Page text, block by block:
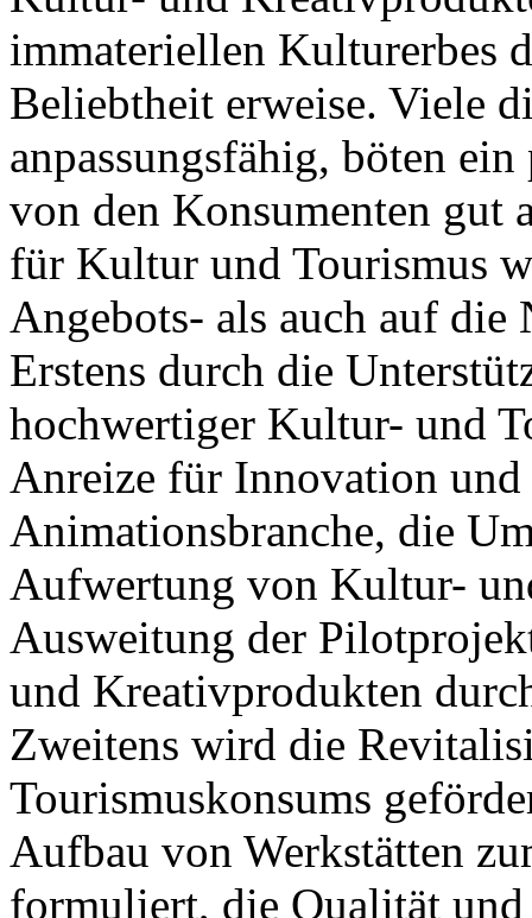
immateriellen Kulturerbes
Beliebtheit erweise. Viele
anpassungsfähig, böten
von den Konsumenten gut
für Kultur und Tourismus
Angebots- als auch auf die
Erstens durch die
hochwertiger Kultur- und
Anreize für Innovation
Animationsbranche, die
Aufwertung von Kultur-
Ausweitung der
und Kreativprodukten
Zweitens wird die
Tourismuskonsums
Aufbau von Werkstätten
formuliert, die Qualität